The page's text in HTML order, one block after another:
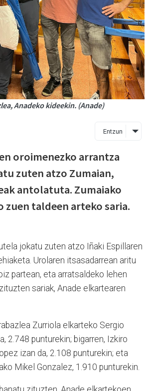
Anadeko kideekin. (Anade)
Entzun
oroimenezko arrantza
zuten atzo Zumaian,
antolatuta. Zumaiako
zuen taldeen arteko saria.
jokatu zuten atzo Iñaki Espillaren
Urolaren itsasadarrean aritu
partean, eta arratsaldeko lehen
sariak, Anade elkartearen
Zurriola elkarteko Sergio
2.748 punturekin; bigarren, Izkiro
izan da, 2.108 punturekin; eta
Mikel Gonzalez, 1.910 punturekin.